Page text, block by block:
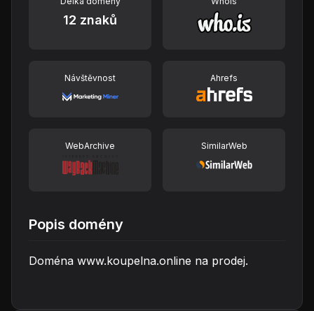
12 znaků
Návštěvnost Ahrefs
WebArchive SimilarWeb
Popis domény
Doména www.koupelna.online na prodej.